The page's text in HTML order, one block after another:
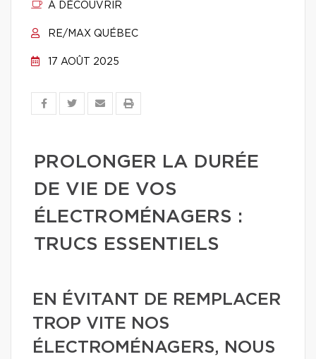
À DÉCOUVRIR
RE/MAX QUÉBEC
17 AOÛT 2025
PROLONGER LA DURÉE
DE VIE DE VOS
ÉLECTROMÉNAGERS :
TRUCS ESSENTIELS
EN ÉVITANT DE REMPLACER
TROP VITE NOS
ÉLECTROMÉNAGERS, NOUS